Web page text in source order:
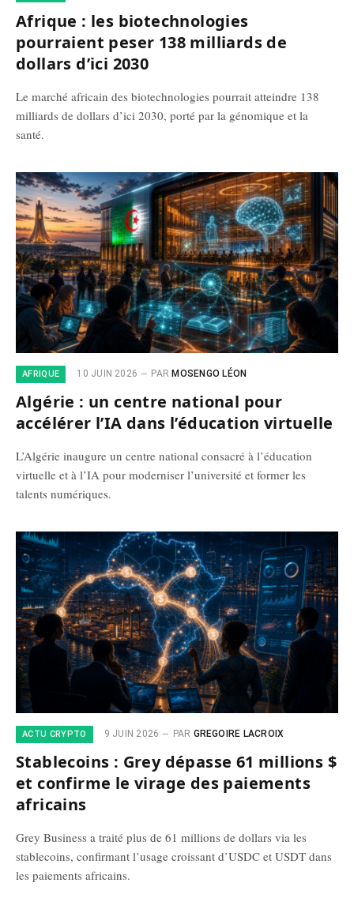
Afrique : les biotechnologies
pourraient peser 138 milliards de
dollars d’ici 2030
Le marché africain des biotechnologies pourrait atteindre 138
milliards de dollars d’ici 2030, porté par la génomique et la
santé.
AFRIQUE 10 JUIN 2026 PAR MOSENGO LÉON
Algérie : un centre national pour
accélérer l’IA dans l’éducation virtuelle
L’Algérie inaugure un centre national consacré à l’éducation
virtuelle et à l’IA pour moderniser l’université et former les
talents numériques.
ACTU CRYPTO 9 JUIN 2026 PAR GREGOIRE LACROIX
Stablecoins : Grey dépasse 61 millions $
et confirme le virage des paiements
africains
Grey Business a traité plus de 61 millions de dollars via les
stablecoins, confirmant l’usage croissant d’USDC et USDT dans
les paiements africains.